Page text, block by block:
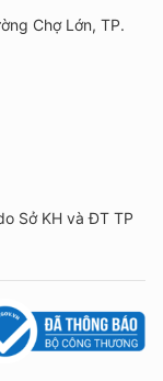
Chợ Lớn, TP.
Sở KH và ĐT TP